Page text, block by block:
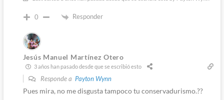
0 Responder
Jesús Manuel Martínez Otero
3 años han pasado desde que se escribió esto
Responde a Payton Wynn
Pues mira, no me disgusta tampoco tu conservadurismo.??